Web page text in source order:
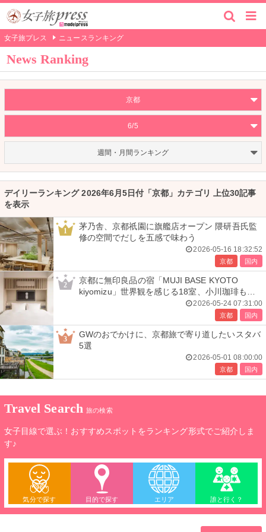
女子旅プレス ニュースランキング
News Ranking
京都
6/5
週間・月間ランキング
デイリーランキング 2026年6月5日付「京都」カテゴリ 上位30記事
を表示
1
茅乃舎、京都祇園に旗艦店オープン 隈研吾氏監
修の空間でだしを五感で味わう
2026-05-16 18:32:52
京都 国内
2
京都に無印良品の宿「MUJI BASE KYOTO
kiyomizu」世界観を感じる18室、小川珈琲も併
2026-05-24 07:31:00
京都 国内
3
GWのおでかけに、京都旅で寄り道したいスタバ
5選
2026-05-01 08:00:00
京都 国内
Travel Search 旅の検索
女子目線で選ぶ！おすすめスポットをランキング形式でご紹介しま
す♪
気分で探す 目的で探す エリア 誰と行く？